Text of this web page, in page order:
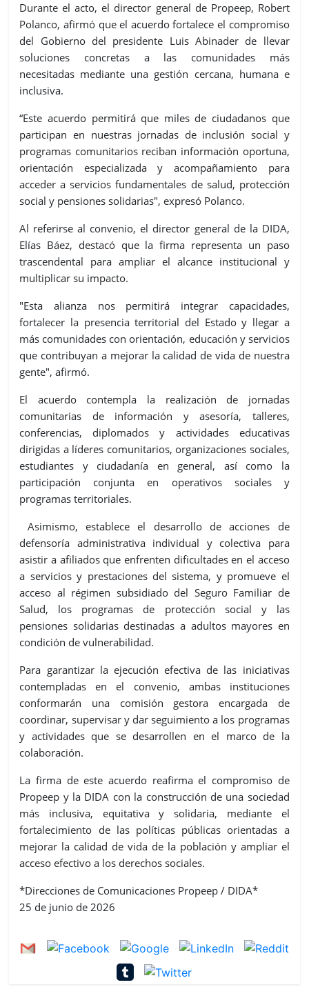
Durante el acto, el director general de Propeep, Robert
Polanco, afirmó que el acuerdo fortalece el compromiso
del Gobierno del presidente Luis Abinader de llevar
soluciones concretas a las comunidades más
necesitadas mediante una gestión cercana, humana e
inclusiva.
“Este acuerdo permitirá que miles de ciudadanos que
participan en nuestras jornadas de inclusión social y
programas comunitarios reciban información oportuna,
orientación especializada y acompañamiento para
acceder a servicios fundamentales de salud, protección
social y pensiones solidarias", expresó Polanco.
Al referirse al convenio, el director general de la DIDA,
Elías Báez, destacó que la firma representa un paso
trascendental para ampliar el alcance institucional y
multiplicar su impacto.
"Esta alianza nos permitirá integrar capacidades,
fortalecer la presencia territorial del Estado y llegar a
más comunidades con orientación, educación y servicios
que contribuyan a mejorar la calidad de vida de nuestra
gente", afirmó.
El acuerdo contempla la realización de jornadas
comunitarias de información y asesoría, talleres,
conferencias, diplomados y actividades educativas
dirigidas a líderes comunitarios, organizaciones sociales,
estudiantes y ciudadanía en general, así como la
participación conjunta en operativos sociales y
programas territoriales.
Asimismo, establece el desarrollo de acciones de
defensoría administrativa individual y colectiva para
asistir a afiliados que enfrenten dificultades en el acceso
a servicios y prestaciones del sistema, y promueve el
acceso al régimen subsidiado del Seguro Familiar de
Salud, los programas de protección social y las
pensiones solidarias destinadas a adultos mayores en
condición de vulnerabilidad.
Para garantizar la ejecución efectiva de las iniciativas
contempladas en el convenio, ambas instituciones
conformarán una comisión gestora encargada de
coordinar, supervisar y dar seguimiento a los programas
y actividades que se desarrollen en el marco de la
colaboración.
La firma de este acuerdo reafirma el compromiso de
Propeep y la DIDA con la construcción de una sociedad
más inclusiva, equitativa y solidaria, mediante el
fortalecimiento de las políticas públicas orientadas a
mejorar la calidad de vida de la población y ampliar el
acceso efectivo a los derechos sociales.
*Direcciones de Comunicaciones Propeep / DIDA*
25 de junio de 2026